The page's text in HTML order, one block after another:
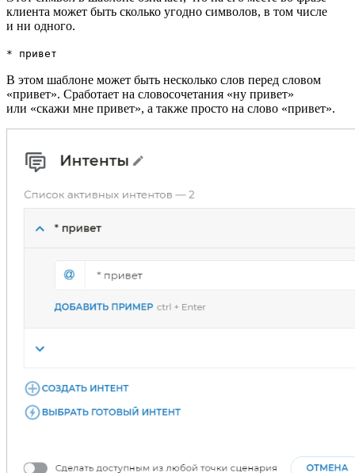
клиента может быть сколько угодно символов, в том числе
и ни одного.
* привет
В этом шаблоне может быть несколько слов перед словом
«привет». Сработает на словосочетания «ну привет»
или «скажи мне привет», а также просто на слово «привет».